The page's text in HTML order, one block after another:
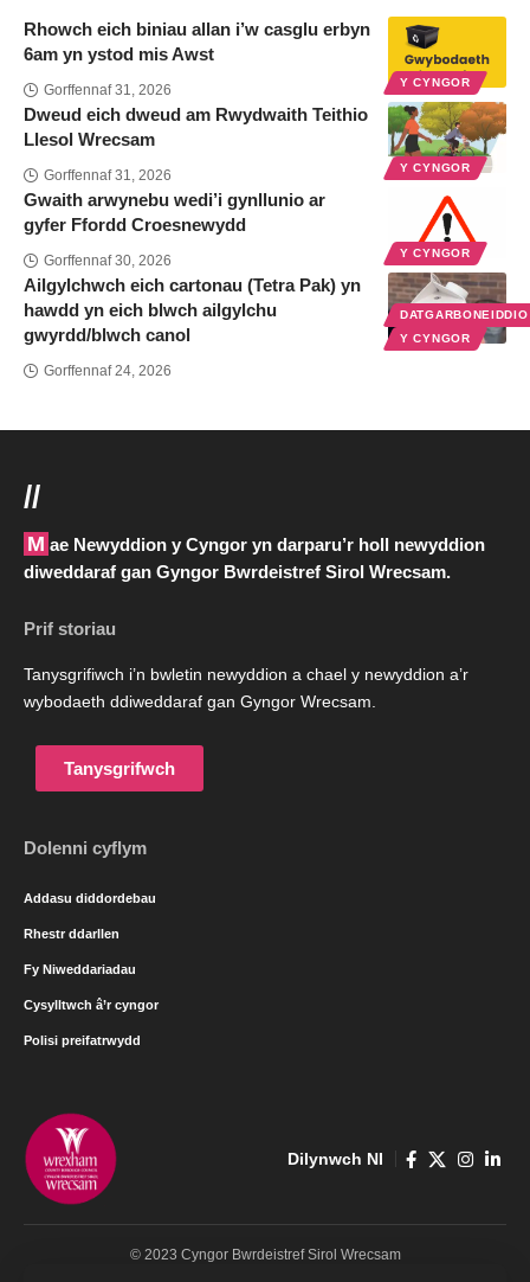
Y CYNGOR
Rhowch eich biniau allan i’w casglu erbyn
6am yn ystod mis Awst
Gorffennaf 31, 2026
Y CYNGOR
Dweud eich dweud am Rwydwaith Teithio
Llesol Wrecsam
Gorffennaf 31, 2026
Y CYNGOR
Gwaith arwynebu wedi’i gynllunio ar
gyfer Ffordd Croesnewydd
Gorffennaf 30, 2026
Y CYNGOR
Ailgylchwch eich cartonau (Tetra Pak) yn
hawdd yn eich blwch ailgylchu
gwyrdd/blwch canol
Gorffennaf 24, 2026
//
Mae Newyddion y Cyngor yn darparu’r holl newyddion
diweddaraf gan Gyngor Bwrdeistref Sirol Wrecsam.
Prif storiau
Tanysgrifiwch i’n bwletin newyddion a chael y newyddion a’r
wybodaeth ddiweddaraf gan Gyngor Wrecsam.
Tanysgrifwch
Dolenni cyflym
Addasu diddordebau
Rhestr ddarllen
Fy Niweddariadau
Cysylltwch â’r cyngor
Polisi preifatrwydd
Dilynwch NI
© 2023 Cyngor Bwrdeistref Sirol Wrecsam